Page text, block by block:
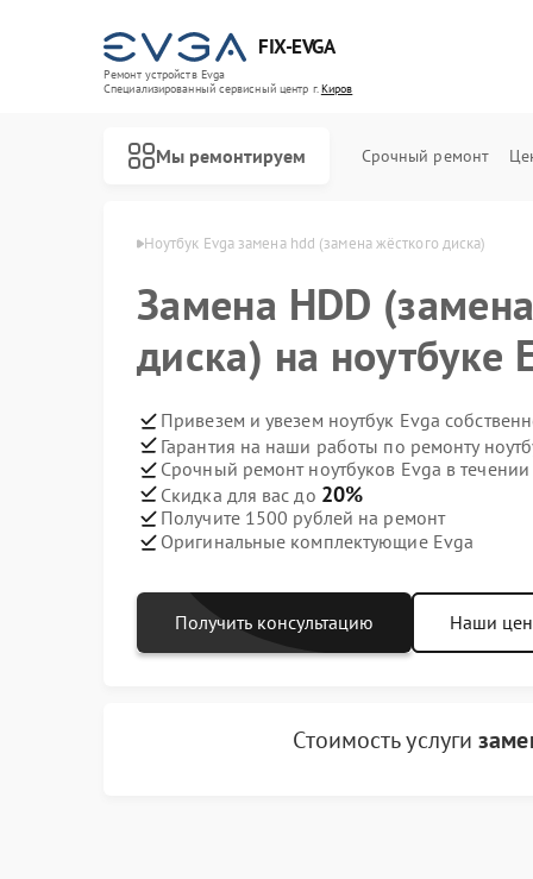
FIX-EVGA
Ремонт устройств Evga
Специализированный cервисный центр г.Киров
Мы ремонтируем Срочный ремонт
Ноутбук Evga замена hdd (замена жёсткого диска)
Замена HDD
диска) на ноутбуке
Привезем и увезем ноутбук Evga
Гарантия на наши работы по ремонту
Срочный ремонт ноутбуков Evga в течении
Скидка для вас до 20%
Получите 1500 рублей на ремонт
Оригинальные комплектующие Evga
Получить консультацию Наши
Стоимость услуги